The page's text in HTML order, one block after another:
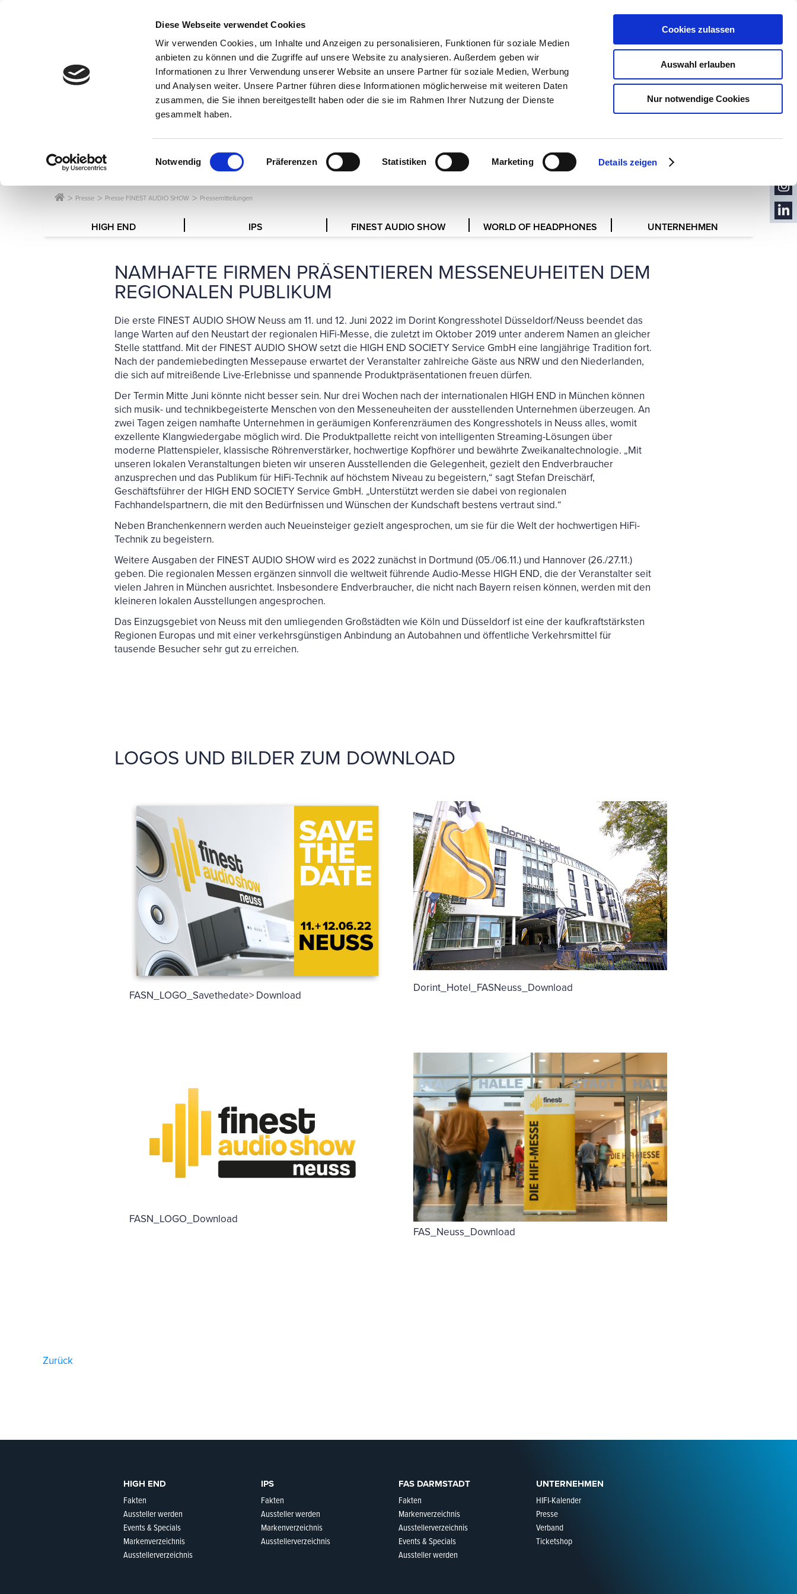
Diese Webseite verwendet Cookies
Wir verwenden Cookies, um Inhalte und Anzeigen zu personalisieren, Funktionen für soziale Medien
anbieten zu können und die Zugriffe auf unsere Website zu analysieren. Außerdem geben wir
Informationen zu Ihrer Verwendung unserer Website an unsere Partner für soziale Medien, Werbung
und Analysen weiter. Unsere Partner führen diese Informationen möglicherweise mit weiteren Daten
zusammen, die Sie ihnen bereitgestellt haben oder die sie im Rahmen Ihrer Nutzung der Dienste
gesammelt haben.
Einwilligungsauswahl
Notwendig Präferenzen Statistiken Marketing Details zeigen
Cookies zulassen
Auswahl erlauben
Nur notwendige Cookies
KONTAKT
KONTAKT
FORMULAR
PRESSESERVICE
SERVICE FÜR JOURNALISTEN UND MEDIENVERTRETER
Presse Presse FINEST AUDIO SHOW Pressemitteilungen
HIGH END IPS FINEST AUDIO SHOW WORLD OF HEADPHONES UNTERNEHMEN
NAMHAFTE FIRMEN PRÄSENTIEREN MESSENEUHEITEN DEM
REGIONALEN PUBLIKUM
Die erste FINEST AUDIO SHOW Neuss am 11. und 12. Juni 2022 im Dorint Kongresshotel Düsseldorf/Neuss beendet das
lange Warten auf den Neustart der regionalen HiFi-Messe, die zuletzt im Oktober 2019 unter anderem Namen an gleicher
Stelle stattfand. Mit der FINEST AUDIO SHOW setzt die HIGH END SOCIETY Service GmbH eine langjährige Tradition fort.
Nach der pandemiebedingten Messepause erwartet der Veranstalter zahlreiche Gäste aus NRW und den Niederlanden,
die sich auf mitreißende Live-Erlebnisse und spannende Produktpräsentationen freuen dürfen.
Der Termin Mitte Juni könnte nicht besser sein. Nur drei Wochen nach der internationalen HIGH END in München können
sich musik- und technikbegeisterte Menschen von den Messeneuheiten der ausstellenden Unternehmen überzeugen. An
zwei Tagen zeigen namhafte Unternehmen in geräumigen Konferenzräumen des Kongresshotels in Neuss alles, womit
exzellente Klangwiedergabe möglich wird. Die Produktpallette reicht von intelligenten Streaming-Lösungen über
moderne Plattenspieler, klassische Röhrenverstärker, hochwertige Kopfhörer und bewährte Zweikanaltechnologie. „Mit
unseren lokalen Veranstaltungen bieten wir unseren Ausstellenden die Gelegenheit, gezielt den Endverbraucher
anzusprechen und das Publikum für HiFi-Technik auf höchstem Niveau zu begeistern,“ sagt Stefan Dreischärf,
Geschäftsführer der HIGH END SOCIETY Service GmbH. „Unterstützt werden sie dabei von regionalen
Fachhandelspartnern, die mit den Bedürfnissen und Wünschen der Kundschaft bestens vertraut sind.“
Neben Branchenkennern werden auch Neueinsteiger gezielt angesprochen, um sie für die Welt der hochwertigen HiFi-
Technik zu begeistern.
Weitere Ausgaben der FINEST AUDIO SHOW wird es 2022 zunächst in Dortmund (05./06.11.) und Hannover (26./27.11.)
geben. Die regionalen Messen ergänzen sinnvoll die weltweit führende Audio-Messe HIGH END, die der Veranstalter seit
vielen Jahren in München ausrichtet. Insbesondere Endverbraucher, die nicht nach Bayern reisen können, werden mit den
kleineren lokalen Ausstellungen angesprochen.
Das Einzugsgebiet von Neuss mit den umliegenden Großstädten wie Köln und Düsseldorf ist eine der kaufkraftstärksten
Regionen Europas und mit einer verkehrsgünstigen Anbindung an Autobahnen und öffentliche Verkehrsmittel für
tausende Besucher sehr gut zu erreichen.
LOGOS UND BILDER ZUM DOWNLOAD
FASN_LOGO_Savethedate> Download
Dorint_Hotel_FASNeuss_Download
FASN_LOGO_Download
FAS_Neuss_Download
Zurück
EFACE
BOO
K
INST
AGR
HIGH END
Fakten
Aussteller werden
Events & Specials
Markenverzeichnis
Ausstellerverzeichnis
IPS
Fakten
Aussteller werden
Markenverzeichnis
Ausstellerverzeichnis
FAS DARMSTADT
Fakten
Markenverzeichnis
Ausstellerverzeichnis
Events & Specials
Aussteller werden
UNTERNEHMEN
HIFI-Kalender
Presse
Verband
Ticketshop